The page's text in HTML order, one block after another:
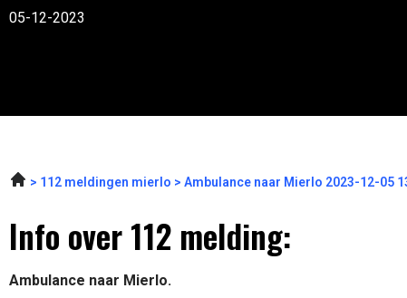
05-12-2023
112 meldingen mierlo Ambulance naar Mierlo 2023-12-05
Info over 112 melding:
Ambulance naar Mierlo.